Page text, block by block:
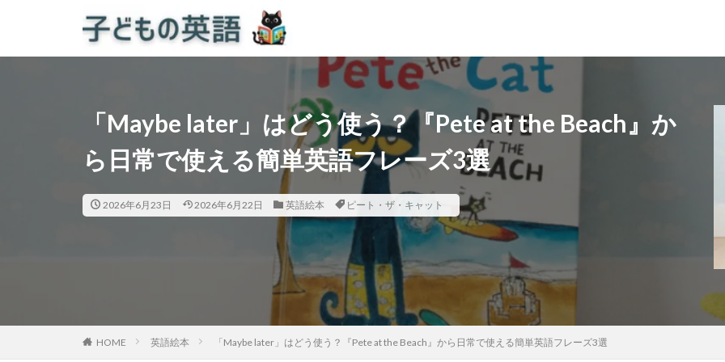
「Maybe later」はどう使う？『Pete at the Beach』か
ら日常で使える簡単英語フレーズ3選
2026年6月23日 2026年6月22日 英語絵本 ピート・ザ・キャット
HOME 英語絵本 「Maybe later」はどう使う？『Pete at the Beach』から日常で使える簡単英語フレーズ3選